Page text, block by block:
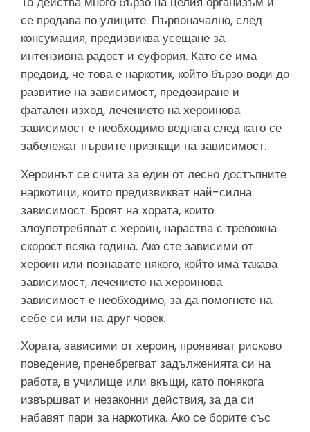
се продава по улиците. Първоначално, след
консумация, предизвиква усещане за
интензивна радост и еуфория. Като се има
предвид, че това е наркотик, който бързо води до
развитие на зависимост, предозиране и
фатален изход, лечението на хероинова
зависимост е необходимо веднага след като се
забележат първите признаци на зависимост.
Хероинът се счита за един от лесно достъпните
наркотици, които предизвикват най-силна
зависимост. Броят на хората, които
злоупотребяват с хероин, нараства с тревожна
скорост всяка година. Ако сте зависими от
хероин или познавате някого, който има такава
зависимост, лечението на хероинова
зависимост е необходимо, за да помогнете на
себе си или на друг човек.
Хората, зависими от хероин, проявяват рисково
поведение, пренебрегват задълженията си на
работа, в училище или вкъщи, като понякога
извършват и незаконни действия, за да си
набавят пари за наркотика. Ако се борите със